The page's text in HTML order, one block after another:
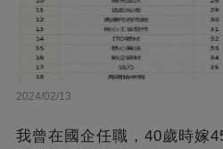
2024/02/13
我曾在國企任職，40歲時嫁